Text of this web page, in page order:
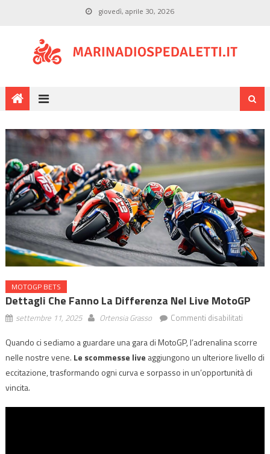
giovedì, aprile 30, 2026
MOTOGP BETS
Dettagli Che Fanno La Differenza Nel Live MotoGP
settembre 11, 2025 Ortensia Grasso Commenti disabilitatisu
che
Fanno
la
Quando ci sediamo a guardare una gara di MotoGP, l’adrenalina scorre
nelle nostre vene. Le scommesse live aggiungono un ulteriore livello di
eccitazione, trasformando ogni curva e sorpasso in un’opportunità di
vincita.